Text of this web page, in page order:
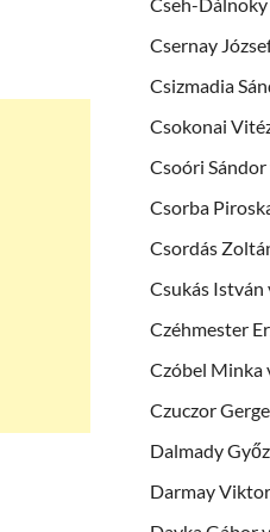
Csernay
Csizmadia
Csokonai
Csoóri
Csorba
Csordás
Csukás István
Czéhmester
Czóbel Minka
Czuczor
Dalmady
Darmay